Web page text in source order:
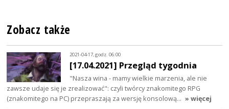
Zobacz także
2021-04-17, godz. 06:00
[17.04.2021] Przegląd tygodnia
"Nasza wina - mamy wielkie marzenia, ale nie
zawsze udaje się je zrealizować": czyli twórcy znakomitego RPG
(znakomitego na PC) przepraszają za wersję konsolową… » więcej